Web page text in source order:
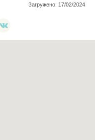
Загружено: 17/02/2024